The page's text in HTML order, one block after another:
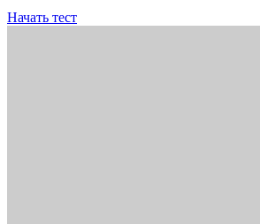
Начать тест